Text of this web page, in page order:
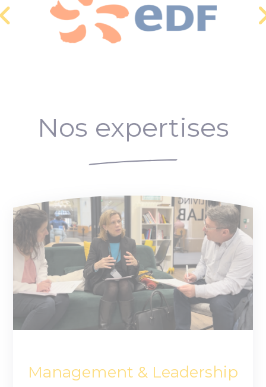
Nos expertises
Management & Leadership